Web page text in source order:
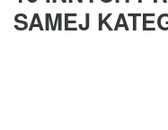
SAMEJ